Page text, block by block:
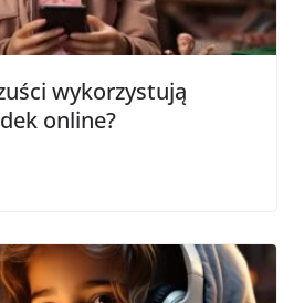
wykorzystują
online?